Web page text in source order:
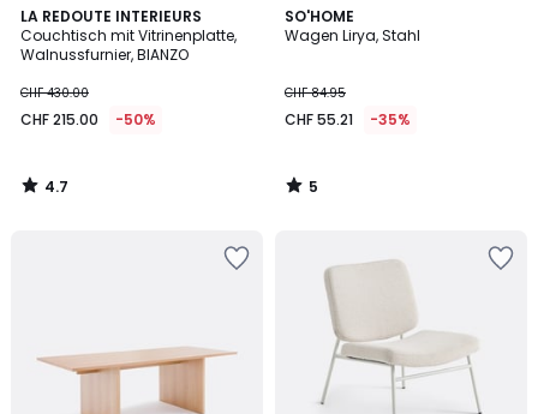
LA REDOUTE INTERIEURS
Couchtisch mit Vitrinenplatte,
Walnussfurnier, BIANZO
CHF 430.00
CHF 215.00 -50%
4.7
/ 5
4.7
/
SO'HOME
Wagen Lirya, Stahl
CHF 84.95
CHF 55.21 -35%
5
/
5
/